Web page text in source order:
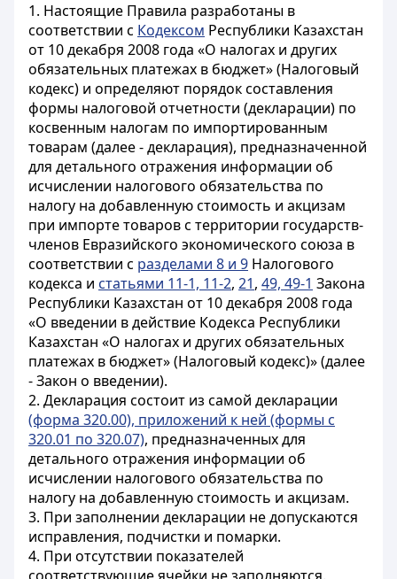
1. Настоящие Правила разработаны в
соответствии с Кодексом Республики Казахстан
от 10 декабря 2008 года «О налогах и других
обязательных платежах в бюджет» (Налоговый
кодекс) и определяют порядок составления
формы налоговой отчетности (декларации) по
косвенным налогам по импортированным
товарам (далее - декларация), предназначенной
для детального отражения информации об
исчислении налогового обязательства по
налогу на добавленную стоимость и акцизам
при импорте товаров с территории государств-
членов Евразийского экономического союза в
соответствии с разделами 8 и 9 Налогового
кодекса и статьями 11-1, 11-2, 21, 49, 49-1 Закона
Республики Казахстан от 10 декабря 2008 года
«О введении в действие Кодекса Республики
Казахстан «О налогах и других обязательных
платежах в бюджет» (Налоговый кодекс)» (далее
- Закон о введении).
2. Декларация состоит из самой декларации
(форма 320.00), приложений к ней (формы с
320.01 по 320.07), предназначенных для
детального отражения информации об
исчислении налогового обязательства по
налогу на добавленную стоимость и акцизам.
3. При заполнении декларации не допускаются
исправления, подчистки и помарки.
4. При отсутствии показателей